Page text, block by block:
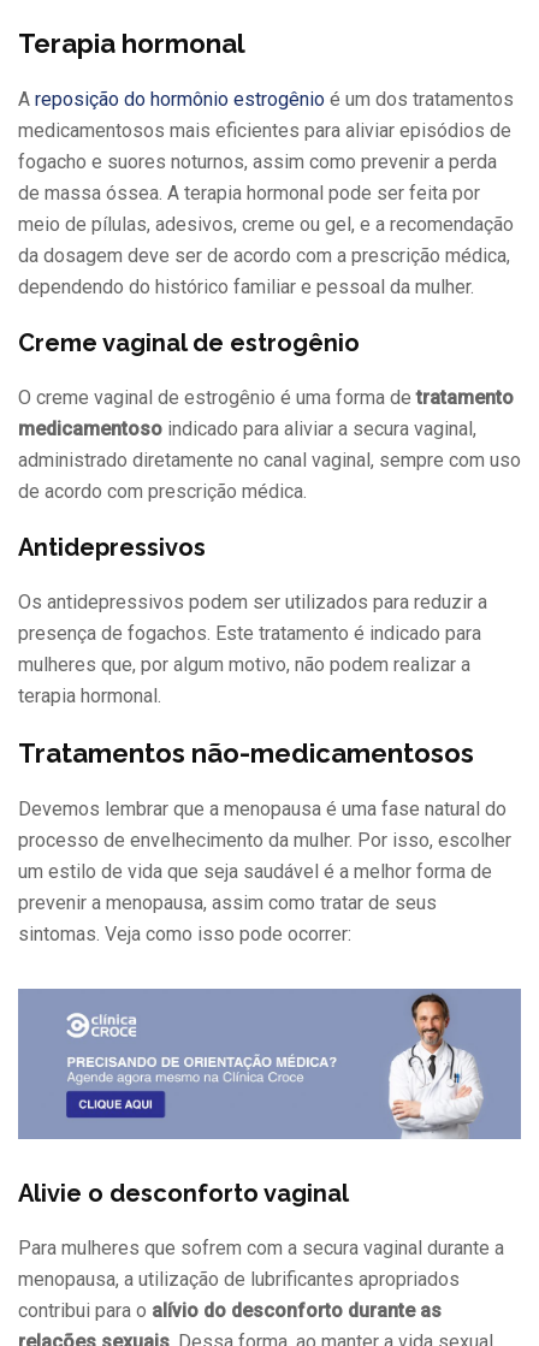
Terapia hormonal
A reposição do hormônio estrogênio é um dos tratamentos
medicamentosos mais eficientes para aliviar episódios de
fogacho e suores noturnos, assim como prevenir a perda
de massa óssea. A terapia hormonal pode ser feita por
meio de pílulas, adesivos, creme ou gel, e a recomendação
da dosagem deve ser de acordo com a prescrição médica,
dependendo do histórico familiar e pessoal da mulher.
Creme vaginal de estrogênio
O creme vaginal de estrogênio é uma forma detratamento
medicamentoso indicado para aliviar a secura vaginal,
administrado diretamente no canal vaginal, sempre com uso
de acordo com prescrição médica.
Antidepressivos
Os antidepressivos podem ser utilizados para reduzir a
presença de fogachos. Este tratamento é indicado para
mulheres que, por algum motivo, não podem realizar a
terapia hormonal.
Tratamentos não-medicamentosos
Devemos lembrar que a menopausa é uma fase natural do
processo de envelhecimento da mulher. Por isso, escolher
um estilo de vida que seja saudável é a melhor forma de
prevenir a menopausa, assim como tratar de seus
sintomas. Veja como isso pode ocorrer:
Alivie o desconforto vaginal
Para mulheres que sofrem com a secura vaginal durante a
menopausa, a utilização de lubrificantes apropriados
contribui para o alívio do desconforto durante as